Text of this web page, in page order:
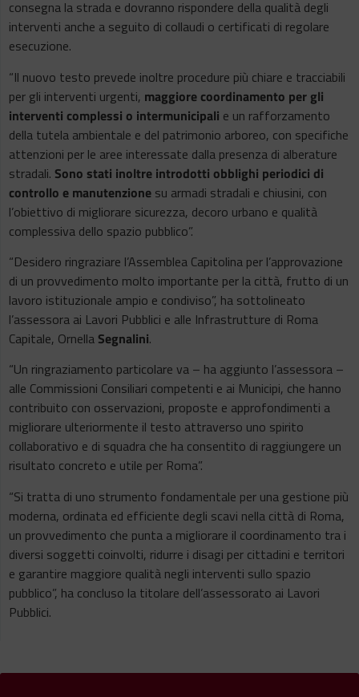
consegna la strada e dovranno rispondere della qualità degli
interventi anche a seguito di collaudi o certificati di regolare
esecuzione.
“Il nuovo testo prevede inoltre procedure più chiare e tracciabili
per gli interventi urgenti, maggiore coordinamento per gli
interventi complessi o intermunicipali e un rafforzamento
della tutela ambientale e del patrimonio arboreo, con specifiche
attenzioni per le aree interessate dalla presenza di alberature
stradali. Sono stati inoltre introdotti obblighi periodici di
controllo e manutenzione su armadi stradali e chiusini, con
l’obiettivo di migliorare sicurezza, decoro urbano e qualità
complessiva dello spazio pubblico”.
“Desidero ringraziare l’Assemblea Capitolina per l’approvazione
di un provvedimento molto importante per la città, frutto di un
lavoro istituzionale ampio e condiviso”, ha sottolineato
l’assessora ai Lavori Pubblici e alle Infrastrutture di Roma
Capitale, Ornella Segnalini.
“Un ringraziamento particolare va – ha aggiunto l’assessora –
alle Commissioni Consiliari competenti e ai Municipi, che hanno
contribuito con osservazioni, proposte e approfondimenti a
migliorare ulteriormente il testo attraverso uno spirito
collaborativo e di squadra che ha consentito di raggiungere un
risultato concreto e utile per Roma”.
“Si tratta di uno strumento fondamentale per una gestione più
moderna, ordinata ed efficiente degli scavi nella città di Roma,
un provvedimento che punta a migliorare il coordinamento tra i
diversi soggetti coinvolti, ridurre i disagi per cittadini e territori
e garantire maggiore qualità negli interventi sullo spazio
pubblico”, ha concluso la titolare dell’assessorato ai Lavori
Pubblici.